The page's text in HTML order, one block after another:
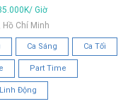
Giờ
Hồ Chí Minh
Ca Sáng Ca Tối
Part Time
Động